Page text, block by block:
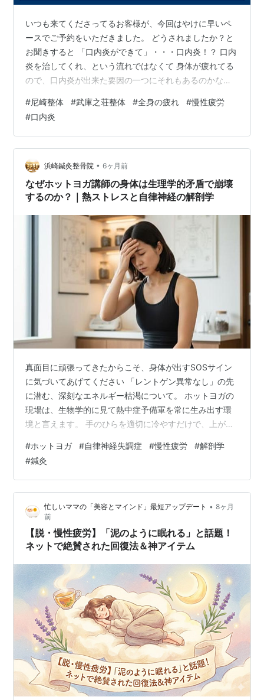
いつも来てくださってるお客様が、今回はやけに早いペ
ースでご予約をいただきました。 どうされましたか？と
お聞きすると 「口内炎ができて」・・・口内炎！？ 口内
炎を治してくれ、という流れではなくて 身体が疲れてる
ので、口内炎が出来た要因の一つにそれもあるのかな、
できることはよくありますが 疲れ、ストレス、緊
張、、、、といったことが積もり積もって身体のどこか
に出ることはあります。 整体をしたからといって、口内
炎が1時間で消失する、なんていうことはありませんが 身
体が楽になった！！と喜んでいただくことができまし
た。 そういう「使い方」をかいつう館で…
#尼崎整体 #武庫之荘整体 #全身の疲れ #慢性疲労
#口内炎
浜崎鍼灸整骨院 • 6ヶ月前
なぜホットヨガ講師の身体は生理学的矛盾で崩壊
するのか？｜熱ストレスと自律神経の解剖学
真面目に頑張ってきたからこそ、身体が出すSOSサイン
に気づいてあげてください 「レントゲン異常なし」の先
に潜む、深刻なエネルギー枯渇について。 ホットヨガの
現場は、生物学的に見て熱中症予備軍を常に生み出す環
境と言えます。 手のひらを適切に冷やすだけで、上がっ
AVA（動静脈吻合）の機能不全と深部体温■ 視点2：交感
神経のオーバーフローによる心身のブレーキ故障■ 視点
3：発汗によるミネラル喪失と神経伝達のショート 臨床
30年の知見から、インストラクターが生き残るための物
理的リセット術を、最新の生理学に基づき考察します。
詳細はメインサイト記事で…
#ホットヨガ #自律神経失調症 #慢性疲労 #解剖学
#鍼灸
忙しいママの「美容とマインド」最短アップデート • 8ヶ月
前
【脱・慢性疲労】「泥のように眠れる」と話題！
ネットで絶賛された回復法＆神アイテム